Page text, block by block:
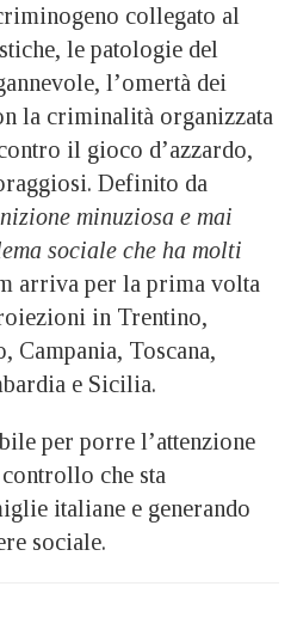
collegato al
le patologie del
l’omertà dei
la criminalità organizzata
il gioco d’azzardo,
Definito da
minuziosa e mai
sociale che ha molti
arriva per la prima volta
in Trentino,
Campania, Toscana,
e Sicilia.
per porre l’attenzione
che sta
italiane e generando
sociale.